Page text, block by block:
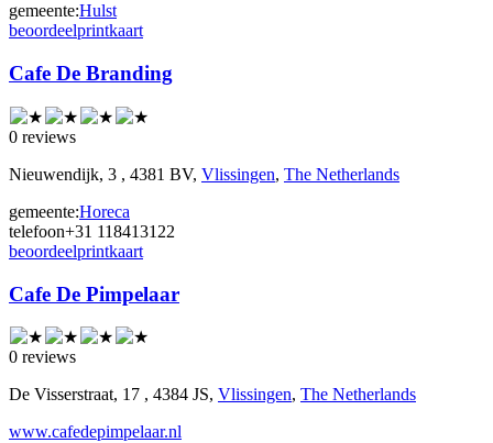
gemeente:Hulst
beoordeelprintkaart
Cafe De Branding
0 reviews
Nieuwendijk, 3 , 4381 BV, Vlissingen, The Netherlands
gemeente:Horeca
telefoon+31 118413122
beoordeelprintkaart
Cafe De Pimpelaar
0 reviews
De Visserstraat, 17 , 4384 JS, Vlissingen, The Netherlands
www.cafedepimpelaar.nl